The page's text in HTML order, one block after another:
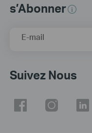
s’Abonner
E-mail
Suivez Nous